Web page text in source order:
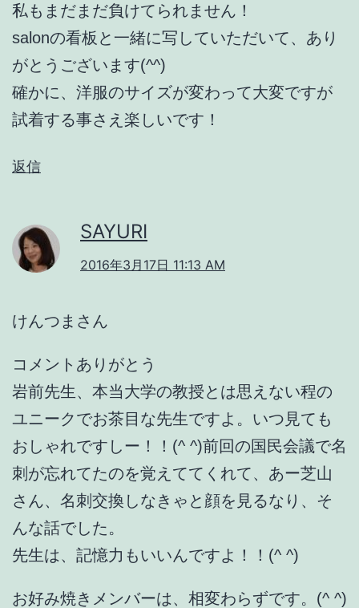
私もまだまだ負けてられません！
salonの看板と一緒に写していただいて、あり
がとうございます(^^)
確かに、洋服のサイズが変わって大変ですが
試着する事さえ楽しいです！
返信
SAYURI
2016年3月17日 11:13 AM
けんつまさん
コメントありがとう
岩前先生、本当大学の教授とは思えない程の
ユニークでお茶目な先生ですよ。いつ見ても
おしゃれですしー！！(^ ^)前回の国民会議で名
刺が忘れてたのを覚えててくれて、あー芝山
さん、名刺交換しなきゃと顔を見るなり、そ
んな話でした。
先生は、記憶力もいいんですよ！！(^ ^)
お好み焼きメンバーは、相変わらずです。(^ ^)